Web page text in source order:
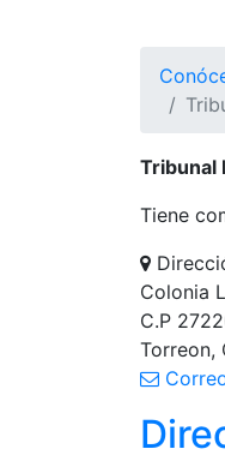
Tribunal
Tiene
Colonia
C.P
Torreon,